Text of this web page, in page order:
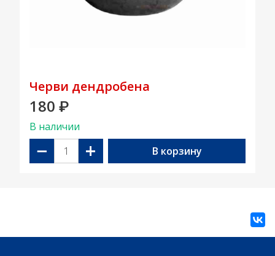
Черви дендробена
180 ₽
В наличии
− + В корзину